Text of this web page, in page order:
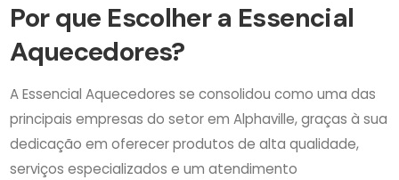
Por que Escolher a Essencial
Aquecedores?
A Essencial Aquecedores se consolidou como uma das
principais empresas do setor em Alphaville, graças à sua
dedicação em oferecer produtos de alta qualidade,
serviços especializados e um atendimento